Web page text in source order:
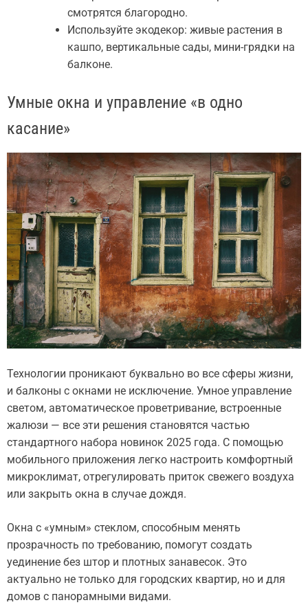
смотрятся благородно.
Используйте экодекор: живые растения в
кашпо, вертикальные сады, мини-грядки на
балконе.
Умные окна и управление «в одно
касание»
Технологии проникают буквально во все сферы жизни,
и балконы с окнами не исключение. Умное управление
светом, автоматическое проветривание, встроенные
жалюзи — все эти решения становятся частью
стандартного набора новинок 2025 года. С помощью
мобильного приложения легко настроить комфортный
микроклимат, отрегулировать приток свежего воздуха
или закрыть окна в случае дождя.
Окна с «умным» стеклом, способным менять
прозрачность по требованию, помогут создать
уединение без штор и плотных занавесок. Это
актуально не только для городских квартир, но и для
домов с панорамными видами.